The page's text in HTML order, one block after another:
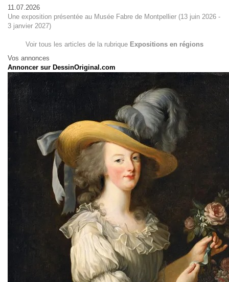
11.07.2026
Une exposition présentée au Musée Fabre de Montpellier (13 juin 2026 -
3 janvier 2027)
Voir tous les articles de la rubrique Expositions en régions
Vos annonces
Annoncer sur DessinOriginal.com